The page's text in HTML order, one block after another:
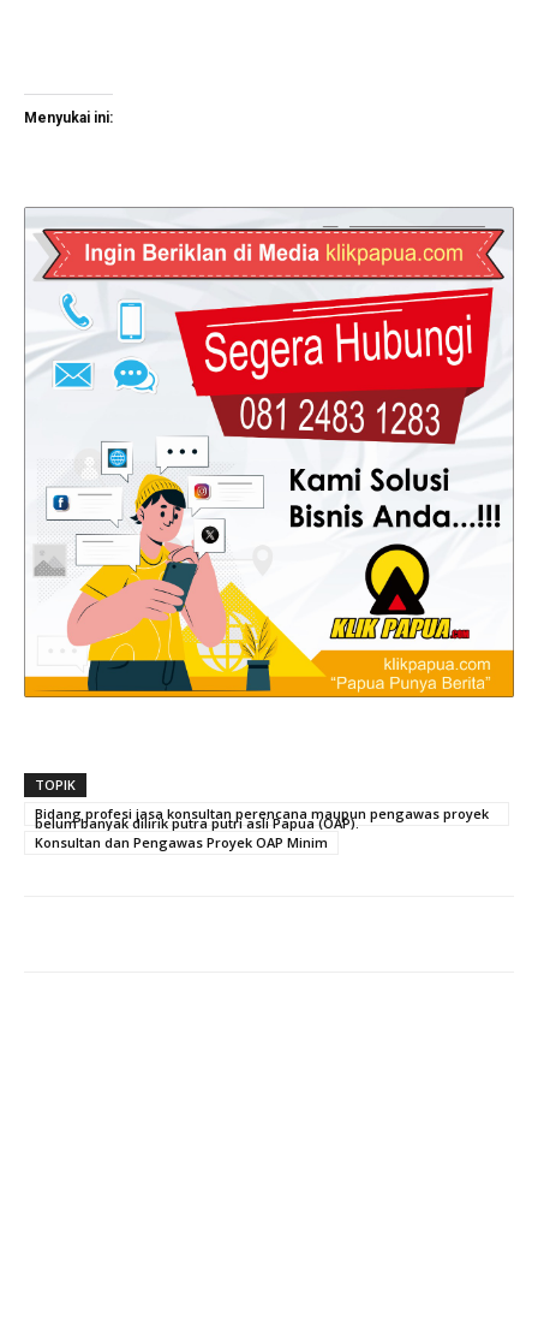
Menyukai ini:
TOPIK
Bidang profesi jasa konsultan perencana maupun pengawas proyek
belum banyak dilirik putra putri asli Papua (OAP).
Konsultan dan Pengawas Proyek OAP Minim